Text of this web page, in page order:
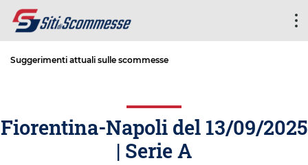
Suggerimenti attuali sulle scommesse
Fiorentina-Napoli del 13/09/2025
| Serie A